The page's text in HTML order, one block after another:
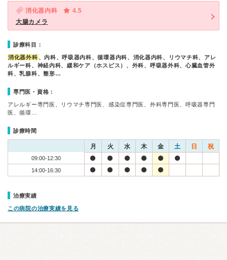
消化器内科
4.5
大腸カメラ
診療科目：
消化器外科 、内科、呼吸器内科、循環器内科、消化器内科、リウマチ科、アレ
ルギー科、神経内科、緩和ケア（ホスピス）、外科、呼吸器外科、心臓血管外
科、乳腺科、整形…
専門医・資格：
アレルギー専門医、リウマチ専門医、感染症専門医、外科専門医、呼吸器専門
医、循環…
診療時間
月 火 水 木 金 土 日 祝
09:00-12:30
14:00-16:30
治療実績
この病院の治療実績を見る